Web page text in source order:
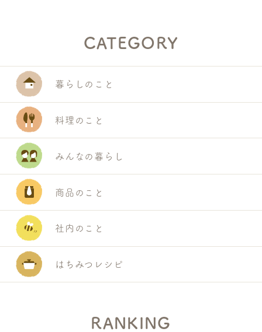
CATEGORY
暮らしのこと
料理のこと
みんなの暮らし
商品のこと
社内のこと
はちみつレシピ
RANKING